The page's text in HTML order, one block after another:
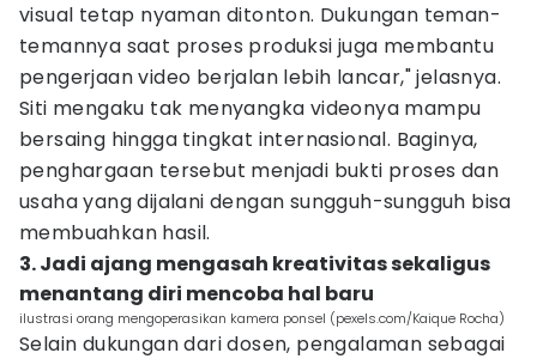
visual tetap nyaman ditonton. Dukungan teman-
temannya saat proses produksi juga membantu
pengerjaan video berjalan lebih lancar," jelasnya.
Siti mengaku tak menyangka videonya mampu
bersaing hingga tingkat internasional. Baginya,
penghargaan tersebut menjadi bukti proses dan
usaha yang dijalani dengan sungguh-sungguh bisa
membuahkan hasil.
3. Jadi ajang mengasah kreativitas sekaligus
menantang diri mencoba hal baru
ilustrasi orang mengoperasikan kamera ponsel (pexels.com/Kaique Rocha)
Selain dukungan dari dosen, pengalaman sebagai